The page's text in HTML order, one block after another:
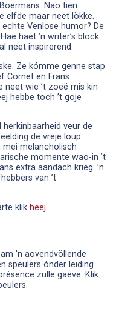
Nao tiën
elfde maar neet lökke.
Venlose humor? De
haet ’n writer’s block
neet inspirerend.
Ze kómme genne stap
Cornet en Frans
neet wie ’t zoeë mis kin
hebbe toch ’t goje
herkinbaarheid veur de
de vreje loup
mei melancholisch
momente wao-in ’t
extra aandach krieg. ’n
van ’t
klik heej.
'n aovendvöllende
speulers ónder leiding
zulle gaeve. Klik